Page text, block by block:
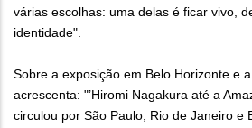
várias escolhas: uma delas é ficar vivo,
identidade".
Sobre a exposição em Belo Horizonte e
acrescenta: "’Hiromi Nagakura até a
circulou por São Paulo, Rio de Janeiro e